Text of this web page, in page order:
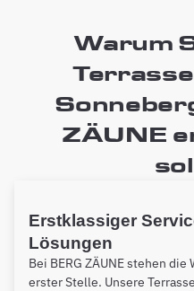
Warum
ZÄUNE
Erstklassiger
Lösungen
Bei BERG ZÄUNE stehen
erster Stelle. Unsere